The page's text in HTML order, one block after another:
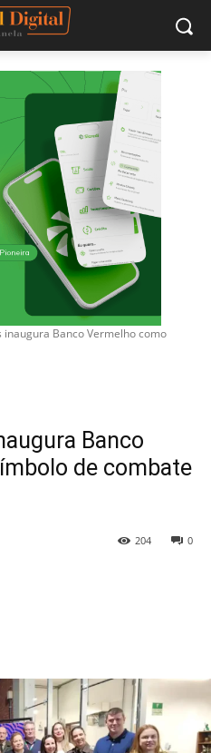
inaugura Banco Vermelho como
Banco
de combate
0
204